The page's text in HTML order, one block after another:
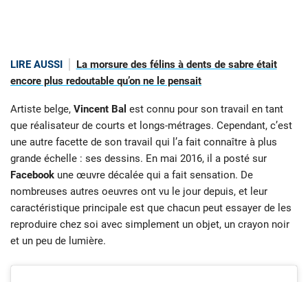
LIRE AUSSI
La morsure des félins à dents de sabre était
encore plus redoutable qu’on ne le pensait
Artiste belge, Vincent Bal est connu pour son travail en tant
que réalisateur de courts et longs-métrages. Cependant, c’est
une autre facette de son travail qui l’a fait connaître à plus
grande échelle : ses dessins. En mai 2016, il a posté sur
Facebook une œuvre décalée qui a fait sensation. De
nombreuses autres oeuvres ont vu le jour depuis, et leur
caractéristique principale est que chacun peut essayer de les
reproduire chez soi avec simplement un objet, un crayon noir
et un peu de lumière.